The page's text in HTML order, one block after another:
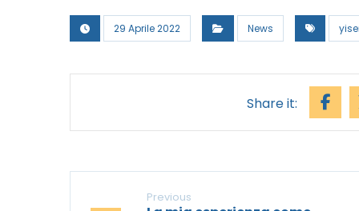
29 Aprile 2022 News
Previous